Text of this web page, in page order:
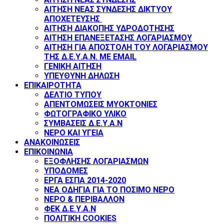
ΑΙΤΗΣΗ ΝΕΑΣ ΣΥΝΔΕΣΗΣ ΔΙΚΤΥΟΥ
ΑΠΟΧΕΤΕΥΣΗΣ
ΑΙΤΗΣΗ ΔΙΑΚΟΠΗΣ ΥΔΡΟΔΟΤΗΣΗΣ
ΑΙΤΗΣΗ ΕΠΑΝΕΞΕΤΑΣΗΣ ΛΟΓΑΡΙΑΣΜΟΥ
ΑΙΤΗΣΗ ΓΙΑ ΑΠΟΣΤΟΛΗ ΤΟΥ ΛΟΓΑΡΙΑΣΜΟΥ
ΤΗΣ Δ.Ε.Υ.Α.Ν. ΜΕ EMAIL
ΓΕΝΙΚΗ ΑΙΤΗΣΗ
ΥΠΕΥΘΥΝΗ ΔΗΛΩΣΗ
ΕΠΙΚΑΙΡΟΤΗΤΑ
ΔΕΛΤΙΟ ΤΥΠΟΥ
ΑΠΕΝΤΟΜΩΣΕΙΣ ΜΥΟΚΤΟΝΙΕΣ
ΦΩΤΟΓΡΑΦΙΚΟ ΥΛΙΚΟ
ΣΥΜΒΑΣΕΙΣ Δ.Ε.Υ.Α.Ν
ΝΕΡΟ ΚΑΙ ΥΓΕΙΑ
ΑΝΑΚΟΙΝΩΣΕΙΣ
ΕΠΙΚΟΙΝΩΝΙΑ
ΕΞΟΦΛΗΣΗΣ ΛΟΓΑΡΙΑΣΜΩΝ
ΥΠΟΔΟΜΕΣ
ΕΡΓΑ ΕΣΠΑ 2014-2020
ΝΕΑ ΟΔΗΓΙΑ ΓΙΑ ΤΟ ΠΟΣΙΜΟ ΝΕΡΟ
ΝΕΡΟ & ΠΕΡΙΒΑΛΛΟΝ
ΦΕΚ Δ.Ε.Υ.Α.Ν
ΠΟΛΙΤΙΚΗ COOKIES